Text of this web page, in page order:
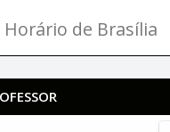
Horário de Brasília